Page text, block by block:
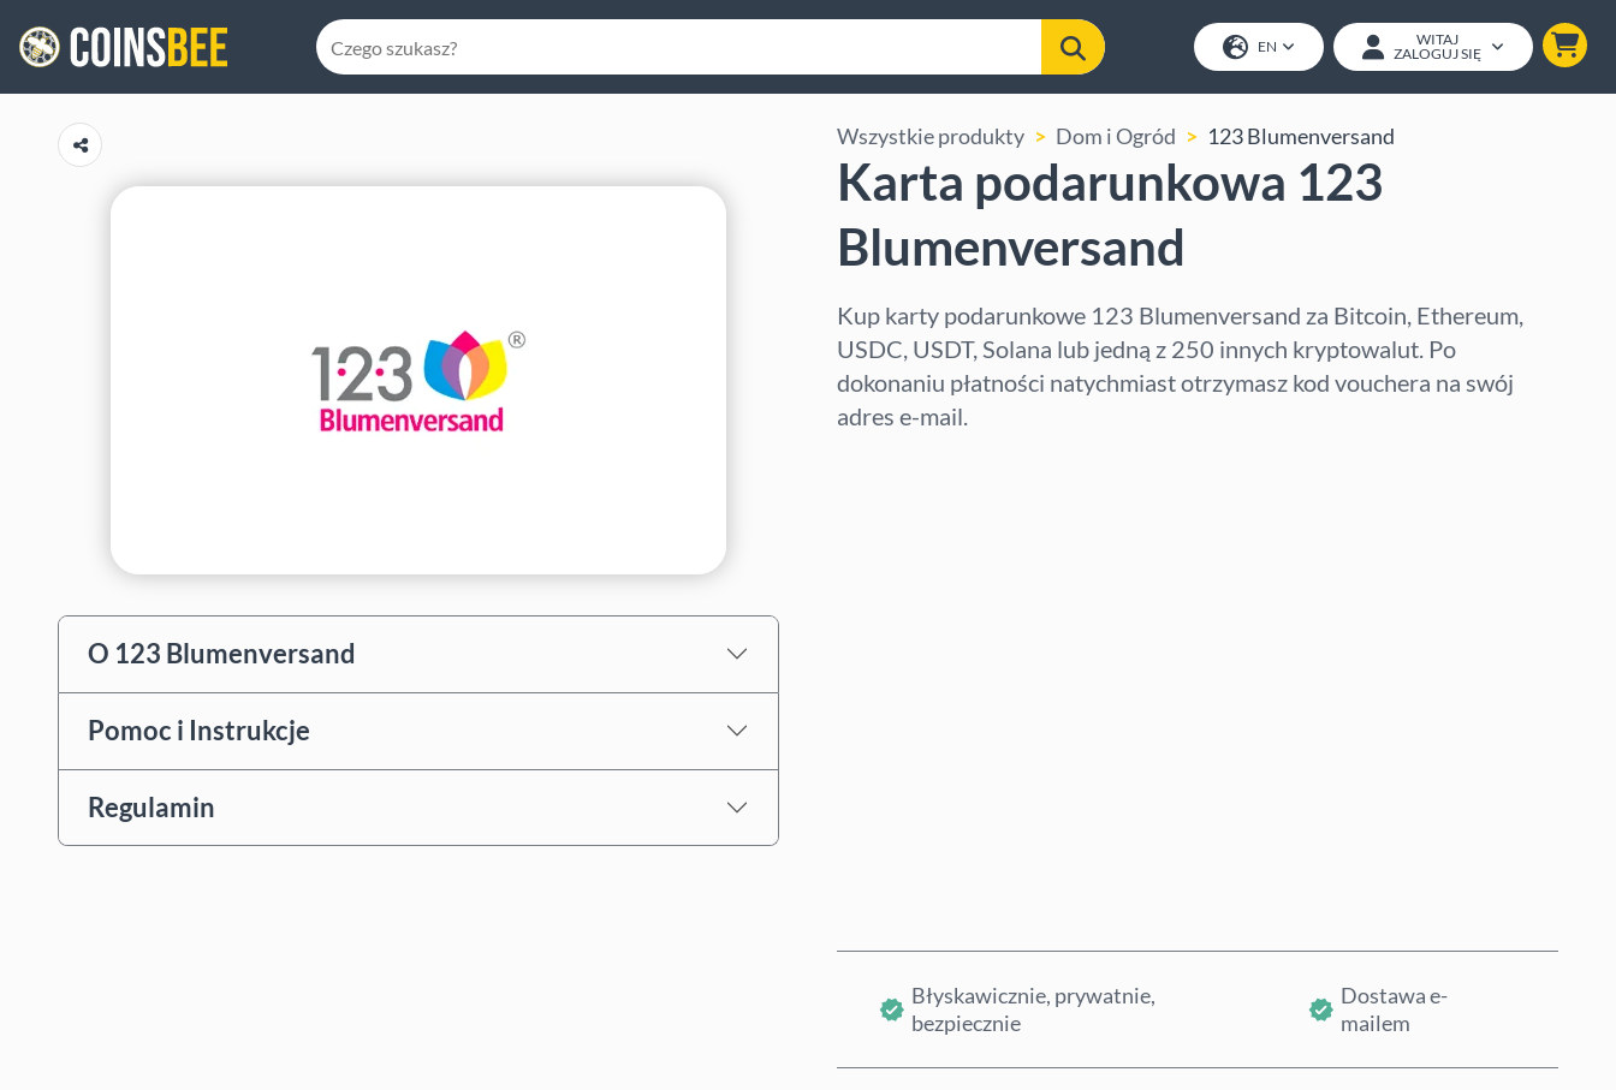
EN
WITAJ
ZALOGUJ SIĘ
O 123 Blumenversand
Pomoc i Instrukcje
Regulamin
Wszystkie produkty Dom i Ogród 123 Blumenversand
Karta podarunkowa 123
Blumenversand
Kup karty podarunkowe 123 Blumenversand za Bitcoin, Ethereum,
USDC, USDT, Solana lub jedną z 250 innych kryptowalut. Po
dokonaniu płatności natychmiast otrzymasz kod vouchera na swój
adres e-mail.
Błyskawicznie, prywatnie,
bezpiecznie
Dostawa e-
mailem